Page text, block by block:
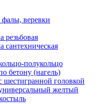
веревки
резьбовая
сантехническая
полукольцо
бетону (нагель)
головкой
желтый